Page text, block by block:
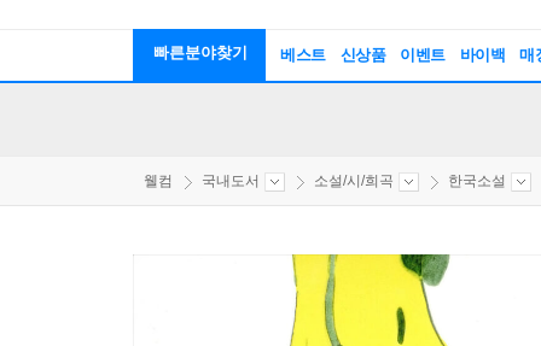
빠른분야찾기 베스트 신상품 이벤트 바이백 매
웰컴 국내도서 소설/시/희곡 한국소설